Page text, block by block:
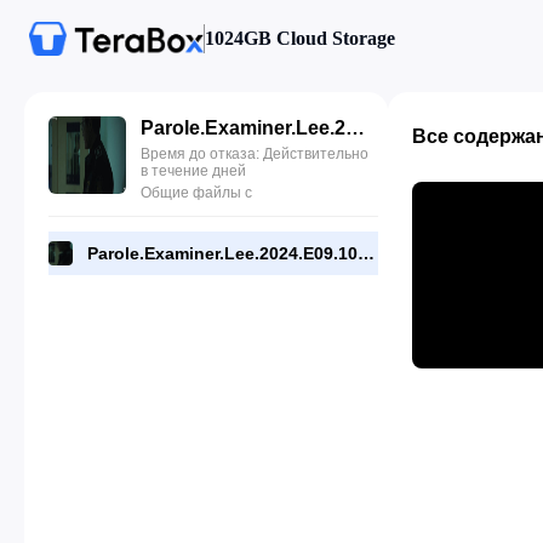
1024GB Cloud Storage
Parole.Examiner.Lee.2024.E09.1080p.WEB.[RMC].mp4
Время до отказа: Действительно
в течение дней
Общие файлы с
Parole.Examiner.Lee.2024.E09.1080p.WEB.[RMC].mp4
Все